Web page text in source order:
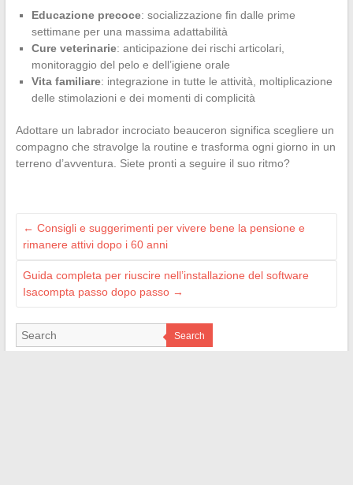
Educazione precoce: socializzazione fin dalle prime
settimane per una massima adattabilità
Cure veterinarie: anticipazione dei rischi articolari,
monitoraggio del pelo e dell’igiene orale
Vita familiare: integrazione in tutte le attività, moltiplicazione
delle stimolazioni e dei momenti di complicità
Adottare un labrador incrociato beauceron significa scegliere un
compagno che stravolge la routine e trasforma ogni giorno in un
terreno d’avventura. Siete pronti a seguire il suo ritmo?
← Consigli e suggerimenti per vivere bene la pensione e
rimanere attivi dopo i 60 anni
Guida completa per riuscire nell’installazione del software
Isacompta passo dopo passo →
Search